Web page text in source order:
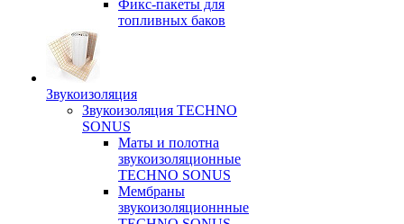
Фикс-пакеты для
топливных баков
Звукоизоляция
Звукоизоляция TECHNO
SONUS
Маты и полотна
звукоизоляционные
TECHNO SONUS
Мембраны
звукоизоляционнные